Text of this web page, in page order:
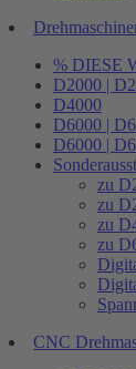
% DIESE
D2000 |
D4000
D6000 |
D6000 |
zu
zu
zu
zu
CNC